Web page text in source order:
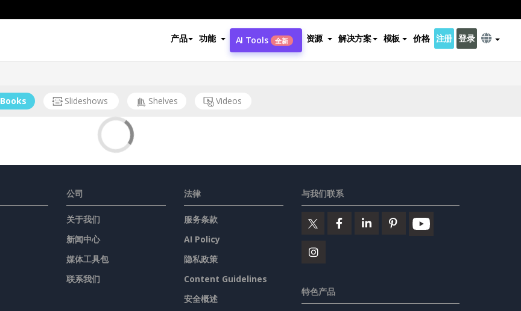
产品 功能 AI Tools 全新 资源 解决方案 模板 价格 注册 登录
Books Slideshows Shelves Videos
公司
关于我们
新闻中心
媒体工具包
联系我们
法律
服务条款
AI Policy
隐私政策
Content Guidelines
安全概述
与我们联系
特色产品